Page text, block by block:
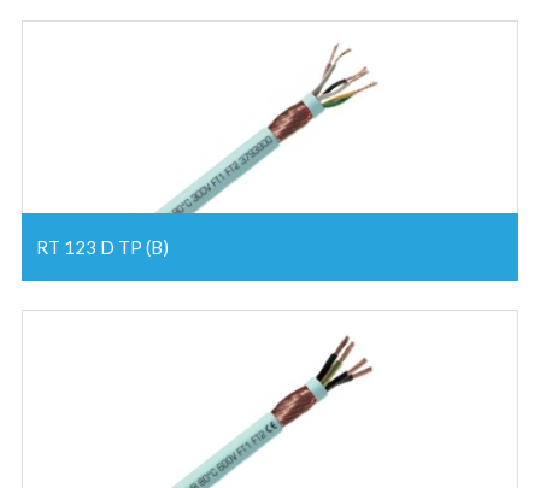
RT 123 D TP (B)